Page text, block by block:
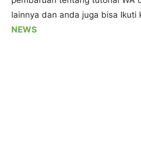
lainnya dan anda juga bisa Ikuti
NEWS